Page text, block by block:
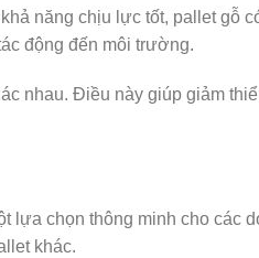
năng chịu lực tốt, pallet gỗ
động đến môi trường.
nhau. Điều này giúp giảm
chọn thông minh cho các
khác.